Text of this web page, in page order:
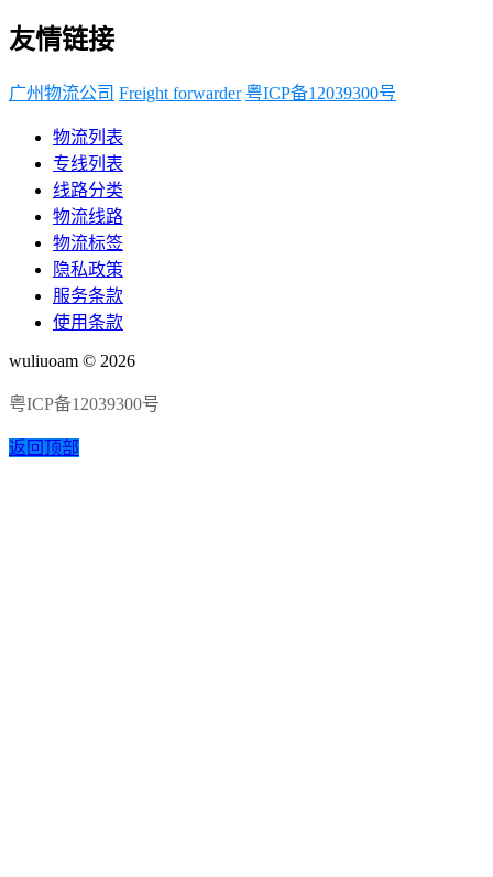
友情链接
广州物流公司 Freight forwarder 粤ICP备12039300号
物流列表
专线列表
线路分类
物流线路
物流标签
隐私政策
服务条款
使用条款
wuliuoam © 2026
粤ICP备12039300号
返回顶部